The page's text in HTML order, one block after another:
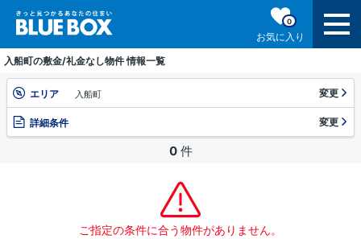
お気に入り
0
入船町の敷金/礼金なし物件 情報一覧
エリア 入船町 変更
詳細条件 変更
0 件
ご指定の条件に合う物件がありません。